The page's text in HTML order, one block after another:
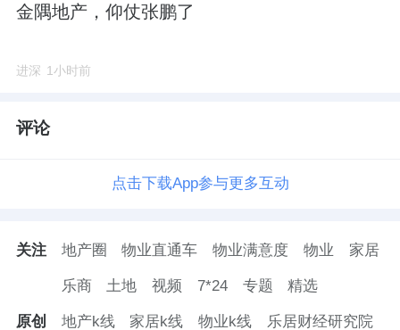
金隅地产，仰仗张鹏了
进深 1小时前
评论
点击下载App参与更多互动
关注 地产圈 物业直通车 物业满意度 物业 家居
乐商 土地 视频 7*24 专题 精选
原创 地产k线 家居k线 物业k线 乐居财经研究院